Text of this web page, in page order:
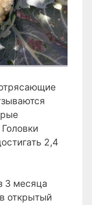
2,4
3 месяца
открытый